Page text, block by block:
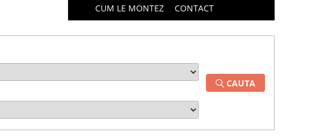
CUM LE MONTEZ CONTACT
CAUTA